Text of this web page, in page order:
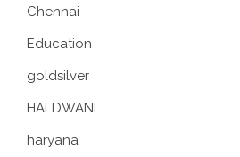
Chennai
Education
goldsilver
HALDWANI
haryana